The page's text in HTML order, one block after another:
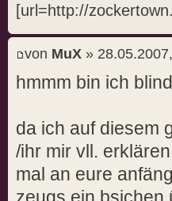
[url=http://
von MuX »
hmmm bin ich
da ich auf diesem
/ihr mir vll.
mal an eure